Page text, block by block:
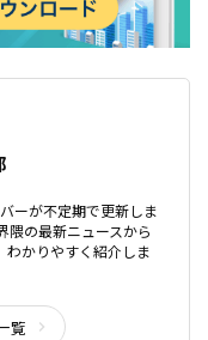
ーが不定期で更新しま
隈の最新ニュースから
わかりやすく紹介しま
覧